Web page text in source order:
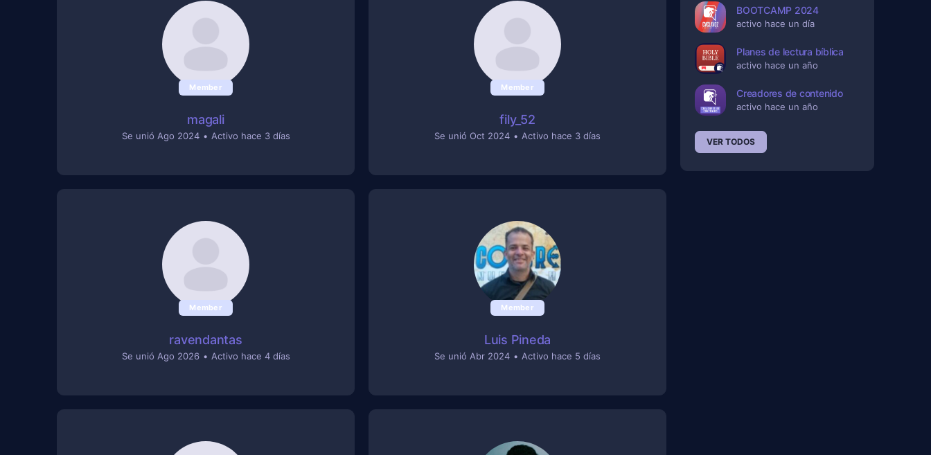
Member
magali
Se unió Ago 2024 • Activo hace 3 días
Member
fily_52
Se unió Oct 2024 • Activo hace 3 días
Member
ravendantas
Se unió Ago 2026 • Activo hace 4 días
Member
Luis Pineda
Se unió Abr 2024 • Activo hace 5 días
BOOTCAMP 2024
activo hace un día
Planes de lectura bíblica
activo hace un año
Creadores de contenido
activo hace un año
VER TODOS